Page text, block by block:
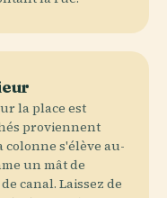
la place est
proviennent
colonne s'élève au-
un mât de
canal. Laissez de